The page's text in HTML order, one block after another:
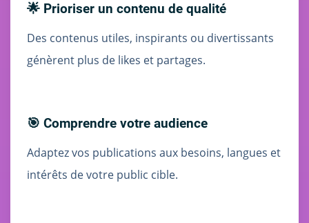
🌟 Prioriser un contenu de qualité
Des contenus utiles, inspirants ou divertissants
génèrent plus de likes et partages.
🎯 Comprendre votre audience
Adaptez vos publications aux besoins, langues et
intérêts de votre public cible.